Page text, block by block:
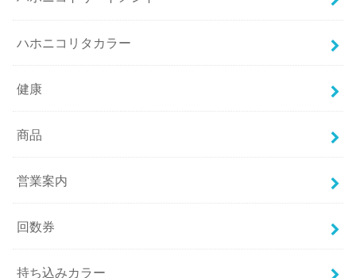
ハホニコリタカラー
健康
商品
営業案内
回数券
持ち込みカラー